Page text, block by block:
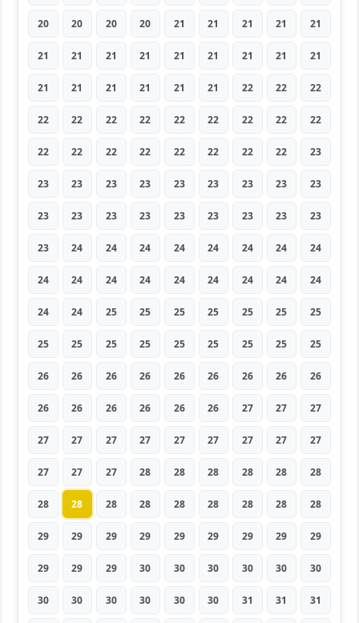
20 20 20 20 21 21 21 21 21
21 21 21 21 21 21 21 21 21
21 21 21 21 21 21 22 22 22
22 22 22 22 22 22 22 22 22
22 22 22 22 22 22 22 22 23
23 23 23 23 23 23 23 23 23
23 23 23 23 23 23 23 23 23
23 24 24 24 24 24 24 24 24
24 24 24 24 24 24 24 24 24
24 24 25 25 25 25 25 25 25
25 25 25 25 25 25 25 25 25
26 26 26 26 26 26 26 26 26
26 26 26 26 26 26 27 27 27
27 27 27 27 27 27 27 27 27
27 27 27 28 28 28 28 28 28
28 28 28 28 28 28 28 28 28
29 29 29 29 29 29 29 29 29
29 29 29 30 30 30 30 30 30
30 30 30 30 30 30 31 31 31